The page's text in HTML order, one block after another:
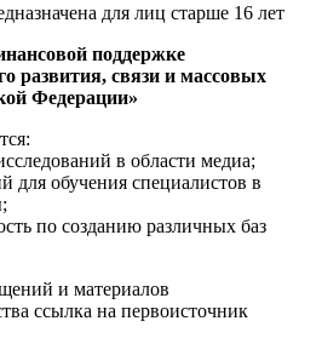
для лиц старше 16 лет
поддержке
развития, связи и массовых
Федерации»
в области медиа;
для обучения специалистов в
по созданию различных баз
и материалов
ссылка на первоисточник